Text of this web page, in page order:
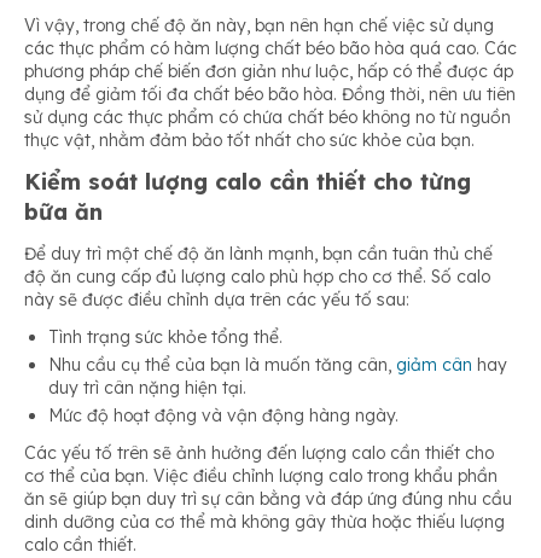
Vì vậy, trong chế độ ăn này, bạn nên hạn chế việc sử dụng
các thực phẩm có hàm lượng chất béo bão hòa quá cao. Các
phương pháp chế biến đơn giản như luộc, hấp có thể được áp
dụng để giảm tối đa chất béo bão hòa. Đồng thời, nên ưu tiên
sử dụng các thực phẩm có chứa chất béo không no từ nguồn
thực vật, nhằm đảm bảo tốt nhất cho sức khỏe của bạn.
Kiểm soát lượng calo cần thiết cho từng
bữa ăn
Để duy trì một chế độ ăn lành mạnh, bạn cần tuân thủ chế
độ ăn cung cấp đủ lượng calo phù hợp cho cơ thể. Số calo
này sẽ được điều chỉnh dựa trên các yếu tố sau:
Tình trạng sức khỏe tổng thể.
Nhu cầu cụ thể của bạn là muốn tăng cân, giảm cân hay
duy trì cân nặng hiện tại.
Mức độ hoạt động và vận động hàng ngày.
Các yếu tố trên sẽ ảnh hưởng đến lượng calo cần thiết cho
cơ thể của bạn. Việc điều chỉnh lượng calo trong khẩu phần
ăn sẽ giúp bạn duy trì sự cân bằng và đáp ứng đúng nhu cầu
dinh dưỡng của cơ thể mà không gây thừa hoặc thiếu lượng
calo cần thiết.